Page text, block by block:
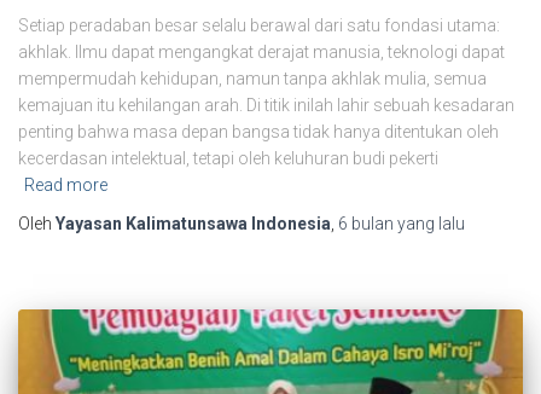
Setiap peradaban besar selalu berawal dari satu fondasi utama:
akhlak. Ilmu dapat mengangkat derajat manusia, teknologi dapat
mempermudah kehidupan, namun tanpa akhlak mulia, semua
kemajuan itu kehilangan arah. Di titik inilah lahir sebuah kesadaran
penting bahwa masa depan bangsa tidak hanya ditentukan oleh
kecerdasan intelektual, tetapi oleh keluhuran budi pekerti
Read more
Oleh Yayasan Kalimatunsawa Indonesia 6 bulan yang lalu